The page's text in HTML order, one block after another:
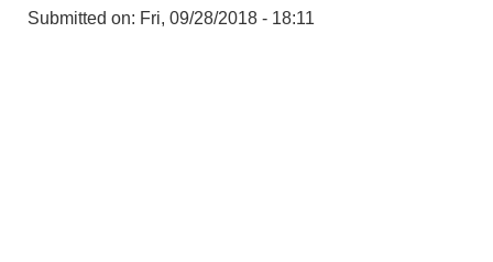
Submitted on: Fri, 09/28/2018 - 18:11